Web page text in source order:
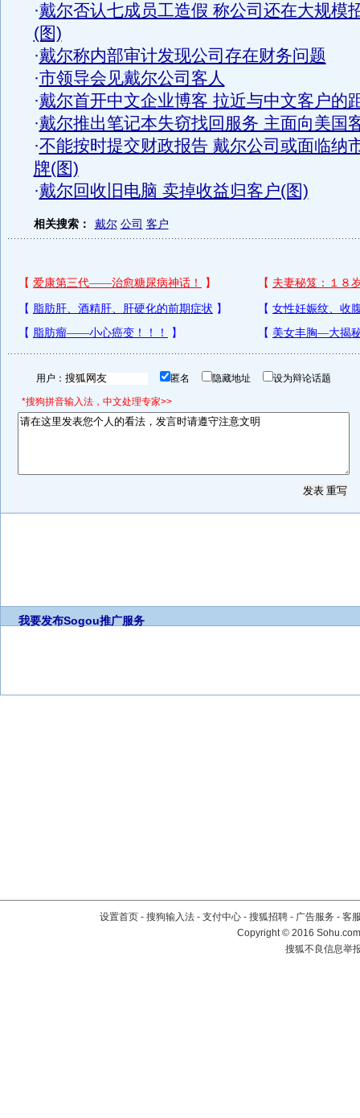
·戴尔否认七成员工造假 称公司还在大规模
(图)
·戴尔称内部审计发现公司存在财务问题
·市领导会见戴尔公司客人
·戴尔首开中文企业博客 拉近与中文客户的
·戴尔推出笔记本失窃找回服务 主面向美国
·不能按时提交财政报告 戴尔公司或面临纳
牌(图)
·戴尔回收旧电脑 卖掉收益归客户(图)
相关搜索： 戴尔 公司 客户
用户： 匿名 隐藏地址 设为辩论话题
*搜狗拼音输入法，中文处理专家>>
我要发布Sogou推广服务
设置首页 - 搜狗输入法 - 支付中心 - 搜狐招聘 - 广告服务 - 客
Copyright©2016
搜狐不良信息举